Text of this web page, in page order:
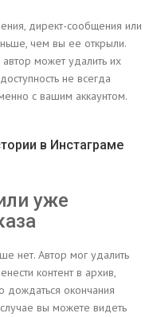
директ-сообщения или
чем вы ее открыли.
может удалить их
не всегда
с вашим аккаунтом.
в Инстаграме
уже
нет. Автор мог удалить
контент в архив,
дождаться окончания
вы можете видеть